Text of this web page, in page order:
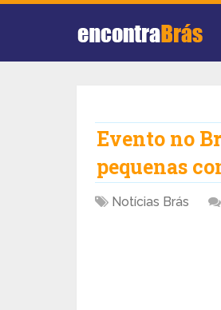
Evento no
pequenas
Notícias Brás